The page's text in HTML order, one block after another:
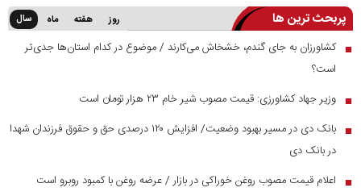
پربحث ترین ها روز هفته ماه سال
■ کشاورزان به جای گندم، خشخاش می‌کارند / موضوع در کدام استان‌ها جدی‌تر
است؟
■ وزیر جهاد کشاورزی: قیمت مصوب شیر خام ۲۳ هزار تومان است
■
بانک دی در مسیر بهبود وضعیت/ افزایش ۱۲۰ درصدی حق و حقوق فرزندان شهدا
در بانک دی
■ اعلام قیمت مصوب روغن خوراکی در بازار / عرضه روغن با کمبود روبرو است